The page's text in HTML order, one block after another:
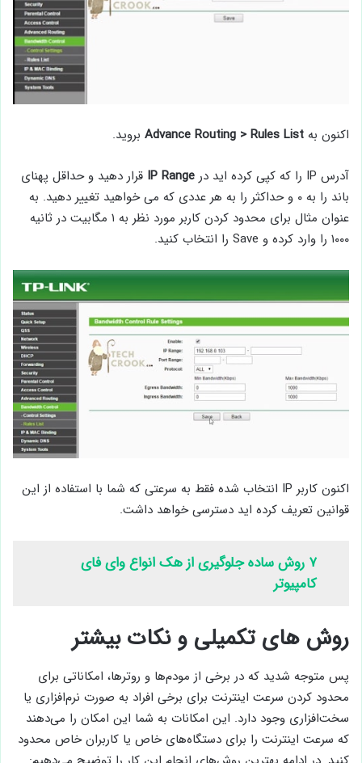
اکنون به بروید.
آدرس IP را که کپی کرده اید در IP Range قرار دهید و حداقل پهنای
باند را به ۰ و حداکثر را به هر عددی که می خواهید تغییر دهید. به
عنوان مثال برای محدود کردن کاربر مورد نظر به ۱ مگابیت در ثانیه
۱۰۰۰ را وارد کرده و Save را انتخاب کنید.
اکنون کاربر IP انتخاب شده فقط به سرعتی که شما با استفاده از این
قوانین تعریف کرده اید دسترسی خواهد داشت.
۷ روش ساده جلوگیری از هک انواع وای فای
کامپیوتر
روش های تکمیلی و نکات بیشتر
پس متوجه شدید که در برخی از مودم‌ها و روترها، امکاناتی برای
محدود کردن سرعت اینترنت برای برخی افراد به صورت نرم‌افزاری یا
سخت‌افزاری وجود دارد. این امکانات به شما این امکان را می‌دهند
که سرعت اینترنت را برای دستگاه‌های خاص یا کاربران خاص محدود